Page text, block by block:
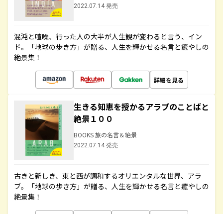
2022.07.14 発売
混沌と喧噪、行った人の大半が人生観が変わると言う、イン
ド。「地球の歩き方」が贈る、人生を輝かせる名言と癒やしの
絶景集！
詳細を見る
生きる知恵を授かるアラブのことばと
絶景１００
BOOKS 旅の名言＆絶景
2022.07.14 発売
古きと新しき、東と西が調和するオリエンタルな世界、アラ
ブ。「地球の歩き方」が贈る、人生を輝かせる名言と癒やしの
絶景集！